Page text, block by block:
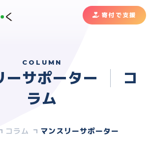
寄付で支援
COLUMN
ーサポーター
コ
ラム
コラム マンスリーサポーター